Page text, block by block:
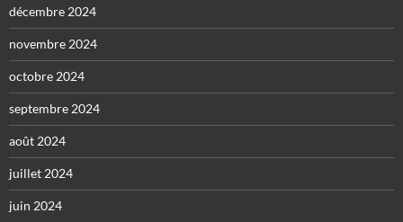
décembre 2024
novembre 2024
octobre 2024
septembre 2024
août 2024
juillet 2024
juin 2024